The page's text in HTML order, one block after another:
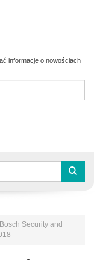
informacje o nowościach
Bosch Security and